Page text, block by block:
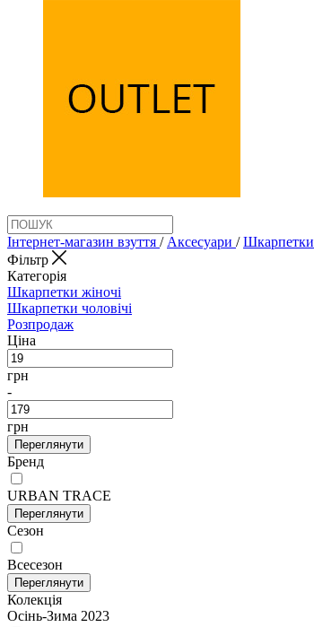
Інтернет-магазин взуття / Аксеcуари / Шкарпетки
Фільтр
Категорія
Шкарпетки жіночі
Шкарпетки чоловічі
Розпродаж
Ціна
грн
-
грн
Переглянути
Бренд
URBAN TRACE
Переглянути
Сезон
Всесезон
Переглянути
Колекція
Осінь-Зима 2023